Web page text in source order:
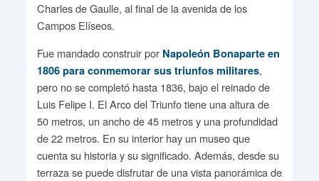
Charles de Gaulle, al final de la avenida de los
Campos Elíseos.
Fue mandado construir por Napoleón Bonaparte en
1806 para conmemorar sus triunfos militares,
pero no se completó hasta 1836, bajo el reinado de
Luis Felipe I. El Arco del Triunfo tiene una altura de
50 metros, un ancho de 45 metros y una profundidad
de 22 metros. En su interior hay un museo que
cuenta su historia y su significado. Además, desde su
terraza se puede disfrutar de una vista panorámica de